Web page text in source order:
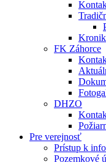
FK Záhorce
DHZO
Pre verejnosť
Prístup k
Pozemkové